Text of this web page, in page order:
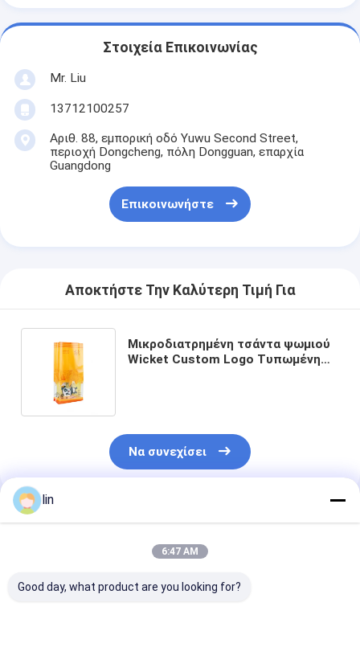
Στοιχεία Επικοινωνίας
Mr. Liu
13712100257
Αριθ. 88, εμπορική οδό Yuwu Second Street,
περιοχή Dongcheng, πόλη Dongguan, επαρχία
Guangdong
Επικοινωνήστε
Αποκτήστε Την Καλύτερη Τιμή Για
Μικροδιατρημένη τσάντα ψωμιού
Wicket Custom Logo Τυπωμένη
Να συνεχίσει
Συνιστώμενα Προϊόντα
lin
6:47 AM
Good day, what product are you looking for?